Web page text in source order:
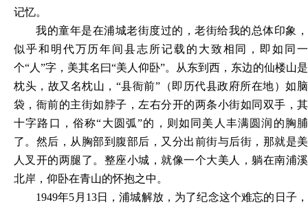
记忆。
我的童年是在浦城老街度过的，老街给我的总体印象，
似乎和明代万历年间县志所记载的大致相同，即如同一
个“人”字，美其名曰“美人仰卧”。从东到西，东边的仙楼山是
枕头，故又名枕山，“县衙前”（即历代县政府所在地）如脑
袋，衙前的主街如脖子，左右分开的两条小街如同双手，其
十字路口，俗称“大圆弧”的，则如同美人丰满圆润的胸脯
了。然后，从胸部到腹部后，又分出前街与后街，那就是美
人叉开的两腿了。整座小城，就像一个大美人，躺在南浦溪
北岸，仰卧在青山的怀抱之中。
1949年5月13日，浦城解放，为了纪念这个难忘的日子，